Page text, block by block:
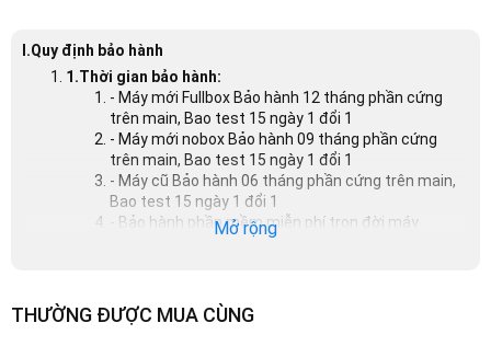
I.Quy định bảo hành
1.Thời gian bảo hành:
- Máy mới Fullbox Bảo hành 12 tháng phần cứng
trên main, Bao test 15 ngày 1 đổi 1
- Máy mới nobox Bảo hành 09 tháng phần cứng
trên main, Bao test 15 ngày 1 đổi 1
- Máy cũ Bảo hành 06 tháng phần cứng trên main,
Bao test 15 ngày 1 đổi 1
- Bảo hành phần mềm miễn phí trọn đời máy
- Đối với máy cũ: máy còn hình thức như lúc mới
mua
Mở rộng
THƯỜNG ĐƯỢC MUA CÙNG